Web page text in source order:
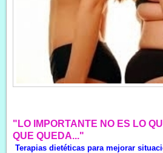
"LO IMPORTANTE NO ES LO
QUE QUEDA..."
Terapias dietéticas para mejorar